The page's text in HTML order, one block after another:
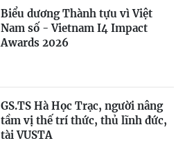
Biểu dương Thành tựu vì Việt
Nam số - Vietnam I4 Impact
Awards 2026
GS.TS Hà Học Trạc, người nâng
tầm vị thế trí thức, thủ lĩnh đức,
tài VUSTA